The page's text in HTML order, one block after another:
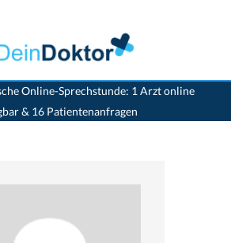
Online-Sprechstunde: 1 Arzt online
& 16 Patientenanfragen
Ohren Aerzte (HNO)>Basel>Dr. David Kasper